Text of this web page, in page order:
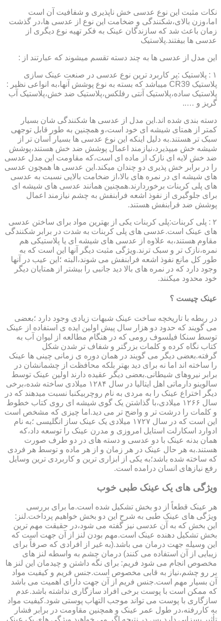
نکات مثبت این نوع عدسی خش ناپذیری و شفافیت آن است
اما،وزن بالای،شکنندگی و ضخامت این نوع از عدسی ها،در گذشت
زمان باعث شد که سازندگان عینک به فکر تهیه نوع دیگری از
عدسی ها بیفتند.پلاستیک
این مدل از عدسی ها به چند دسته تقسم میشوند که عبارتند از :
۱ : پلاستیک :پر کاربرد ترین نوع عدسی در صنعت عینک سازی
پلاستیک CR39 میباشد که بسته به نوع پوشش آنها،به انواعی نظیر :
پلاستیک ساده،پلاستیک آنتی رفلکس،پلاستیک ضد خش،پلاستیک آب
گریز و …..
دسته بندی شده اند.این مدل از عدسی ها شکنندگی شان بسیار
کمتر از همتای شیشه ای خود است،و همچنین به طور قابل توجهی
سبک تر هستند.به دلیل اینکه این نوع عدسی ها بسیار آسان تر از
شیشه خش میپذیرد،نیازمند اعمال پوشش ضد خش هستند،پوشش
ضد خش لایه ای نازک از ماده ای است،که مقاومت این مدل عدسی
را در برابر خش پذیری دو چندان میکند.این عدسی ها همچون عدسی
های شیشه ای در نمره های بالا،از ضخامت بالایی نسبت به عدسی
های پلی کربنات برخوردارند.همچنین همانند عدسی های شیشه ای
برای جلوگیری از نفوذ اشعه فرابنفش به چشم نیازمند اعمال
پوشش ضد فرابنفش هستند.
۲ : پلی کربنات:پلی کربنات یکی از بهترین مواد برای ساختن عدسی
های عینک است.عدسی های پلی کربنات به شدت در برابر شکنندگی
مقاوم هستند،به علاوه از عدسی های شیشه ای یا پلاستیکی هم
نمره،نازک تر و سبک ترند.ویژگی مثبت دیگر آنها این است که به
طور کل مانع نفوذ اشعه فرابنفش می شوند،البته ؛این عیب در آنها
وجود دارد که در نمره های بالا دید جانبی را بیشتر از همتایان دیگر
خود محدود میکنند.
عینک چیست ؟
در ربطه با تاریخچه ساخت عینک شبهات زیادی وجود دارد ؛بعضی
می گویند که حدود دو هزار سال پیش اولین ایده ی استفاده از عینک
توسط سنکا فیلسوف رومی که در هنگام مطالعه از لیوان آب به
کتاب نگاه کرده و کلمات بزرگتر و شفاف تر شدن شکل
گرفته.بعضی دیگر می گویند در همان دوره ی زمانی چینی ها عینک
را ساخته اند اما نه برای دید بهتر بلکه محافظت از چشمانشان در
برابر نیروهای شیطانی.بعضی دیگر عقیده دارند اولین عینک توسط
سالوینو دارماتی اهل ایتالیا در سال ۱۲۸۴ میلادی ساخته شده،برخی
دیگر اختراع عینک را به مردی به نام روچربیکنبا نسبت میدهند که در
سال ۱۲۶۶ میلادی،با گذاشتن یک گوی شیشه ای روی کتاب خطوط
و کلمات را درشت تر و واضح تر می دید.اما چیزی که مشخص است
این است که در سال ۱۷۲۷ میلادی یک عینک ساز انگلیسی ؛به نام
ادوارد اسکارلت استایل امروزی و مدرن عینک را توسعه داد،که
همان بدنه عینک با دو عدسی و دسته های در دو طرف صورت
هستند.به هر حال عینک در هر زمان و از هر ماده و توسط هر فردی
که ساخته شده باشد؛به یکی از ابزاری ترین و کاربردی ترین وسایل
رفع نیازهای انسان درامده است.
ویژگی های یک عینک طبی خوب
هر عینک قطعاً از دو بخش تشکیل شده است.ما برای بررسی
ویژگی های عینک طبی به شرح این دو بخش خواهیم پرداخت.لنز:
این بخش که به آن عدسی نیز گفته می شود،در حقیقت مهم ترین
بخش تشکیل دهنده عینک است.مهم بودن لنز از آن جهت است که
این وسیله جهت درمان می باشد.(به غیر از افرادی که صرفاً برای
زیبایی از آن استفاده می کنند) درمان چشم به واسطه لنز های
مخصوص انجام می شود فریم: برای نگه داشتن و چیدمان این لنز ها
بر رو چشم،نیاز به قابی مخصوص است.جنس فریم و کیفیت مواد
آن بسیار مهم است.جنس فریم از آن جهت دارای اهمیت می باشد
که ممکن است با پوست برخی افراد سازگاری نداشته باشد.عدم
سازگاری با پوست می تواند موجب التهاب پوستی شود.کیفیت مواد
به کاررفته،در طول عمر عینک و همچنین مقاومت در برابر فشار